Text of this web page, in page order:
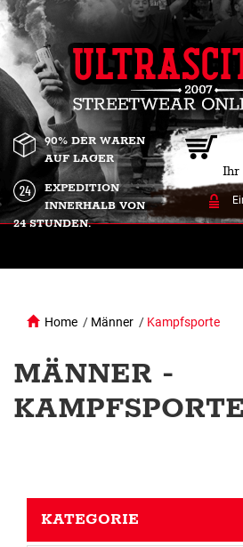
Ihr
90% DER WAREN
AUF LAGER
EXPEDITION
INNERHALB VON
24 STUNDEN.
Home / Männer / Kampfsporte
MÄNNER -
KAMPFSPORTE
KATEGORIE